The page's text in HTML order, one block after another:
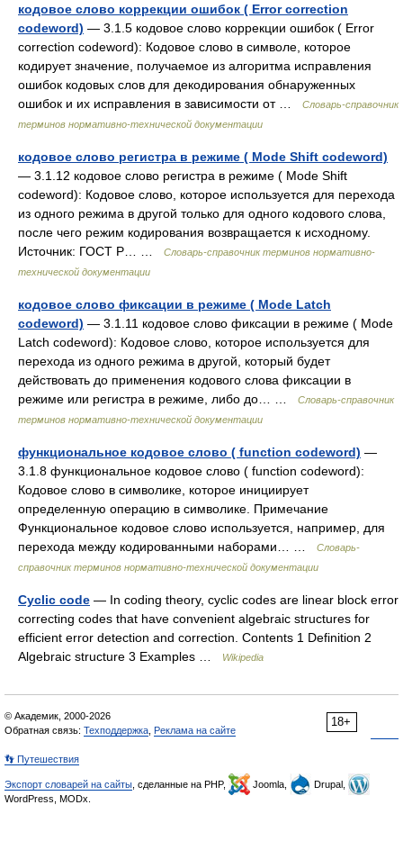
кодовое слово коррекции ошибок ( Error correction
codeword) — 3.1.5 кодовое слово коррекции ошибок ( Error
correction codeword): Кодовое слово в символе, которое
кодирует значение, получаемое из алгоритма исправления
ошибок кодовых слов для декодирования обнаруженных
ошибок и их исправления в зависимости от …
Словарь-справочник
терминов нормативно-технической документации
кодовое слово регистра в режиме ( Mode Shift codeword)
— 3.1.12 кодовое слово регистра в режиме ( Mode Shift
codeword): Кодовое слово, которое используется для перехода
из одного режима в другой только для одного кодового слова,
после чего режим кодирования возвращается к исходному.
Источник: ГОСТ Р… …
Словарь-справочник терминов нормативно-
технической документации
кодовое слово фиксации в режиме ( Mode Latch
codeword) — 3.1.11 кодовое слово фиксации в режиме ( Mode
Latch codeword): Кодовое слово, которое используется для
перехода из одного режима в другой, который будет
действовать до применения кодового слова фиксации в
режиме или регистра в режиме, либо до… …
Словарь-справочник
терминов нормативно-технической документации
функциональное кодовое слово ( function codeword) —
3.1.8 функциональное кодовое слово ( function codeword):
Кодовое слово в символике, которое инициирует
определенную операцию в символике. Примечание
Функциональное кодовое слово используется, например, для
перехода между кодированными наборами… …
Словарь-
справочник терминов нормативно-технической документации
Cyclic code — In coding theory, cyclic codes are linear block error
correcting codes that have convenient algebraic structures for
efficient error detection and correction. Contents 1 Definition 2
Algebraic structure 3 Examples …
Wikipedia
18+
© Академик, 2000-2026
Обратная связь: Техподдержка Реклама на сайте
👣 Путешествия
Экспорт словарей на сайты , сделанные на PHP, Joomla,
Drupal,
WordPress, MODx.